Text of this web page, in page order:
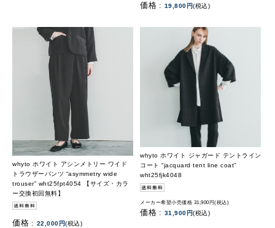
価格 : 19,800円(税込)
whyto ホワイト アシンメトリー ワイド
トラウザーパンツ “asymmetry wide
trouser” wht25fpt4054 【サイズ・カラ
ー交換初回無料】
価格 : 22,000円(税込)
whyto ホワイト ジャガード テントライン
コート “jacquard tent line coat”
wht25fjk4048
メーカー希望小売価格 31,900円(税込)
価格 : 31,900円(税込)